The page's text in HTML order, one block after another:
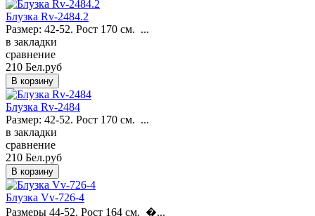
Блузка Rv-2484.2
Размер: 42-52. Рост 170 см. ...
в закладки
сравнение
210 Бел.руб
Блузка Rv-2484
Размер: 42-52. Рост 170 см. ...
в закладки
сравнение
210 Бел.руб
Блузка Vv-726-4
Размеры 44-52. Рост 164 см. �...